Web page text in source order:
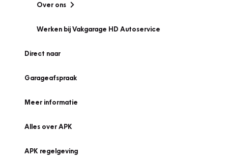
Over ons
Werken bij Vakgarage HD Autoservice
Direct naar
Garageafspraak
Meer informatie
Alles over APK
APK regelgeving